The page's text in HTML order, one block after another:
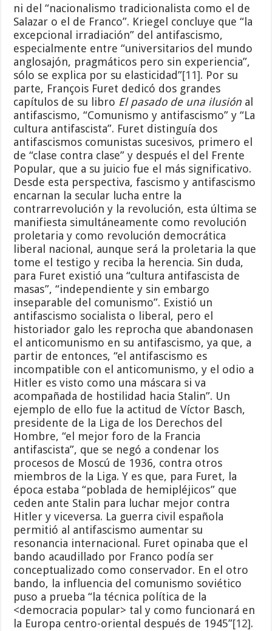
ni del “nacionalismo tradicionalista como el de
Salazar o el de Franco”. Kriegel concluye que “la
excepcional irradiación” del antifascismo,
especialmente entre “universitarios del mundo
anglosajón, pragmáticos pero sin experiencia”,
sólo se explica por su elasticidad”[11]. Por su
parte, François Furet dedicó dos grandes
capítulos de su libro El pasado de una ilusión al
antifascismo, “Comunismo y antifascismo” y “La
cultura antifascista”. Furet distinguía dos
antifascismos comunistas sucesivos, primero el
de “clase contra clase” y después el del Frente
Popular, que a su juicio fue el más significativo.
Desde esta perspectiva, fascismo y antifascismo
encarnan la secular lucha entre la
contrarrevolución y la revolución, esta última se
manifiesta simultáneamente como revolución
proletaria y como revolución democrática
liberal nacional, aunque será la proletaria la que
tome el testigo y reciba la herencia. Sin duda,
para Furet existió una “cultura antifascista de
masas”, “independiente y sin embargo
inseparable del comunismo”. Existió un
antifascismo socialista o liberal, pero el
historiador galo les reprocha que abandonasen
el anticomunismo en su antifascismo, ya que, a
partir de entonces, “el antifascismo es
incompatible con el anticomunismo, y el odio a
Hitler es visto como una máscara si va
acompañada de hostilidad hacia Stalin”. Un
ejemplo de ello fue la actitud de Víctor Basch,
presidente de la Liga de los Derechos del
Hombre, “el mejor foro de la Francia
antifascista”, que se negó a condenar los
procesos de Moscú de 1936, contra otros
miembros de la Liga. Y es que, para Furet, la
época estaba “poblada de hemipléjicos” que
ceden ante Stalin para luchar mejor contra
Hitler y viceversa. La guerra civil española
permitió al antifascismo aumentar su
resonancia internacional. Furet opinaba que el
bando acaudillado por Franco podía ser
conceptualizado como conservador. En el otro
bando, la influencia del comunismo soviético
puso a prueba “la técnica política de la
<democracia popular> tal y como funcionará en
la Europa centro-oriental después de 1945”[12].